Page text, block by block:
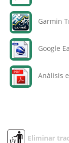
Garmin
Google
Análisis
Eliminar